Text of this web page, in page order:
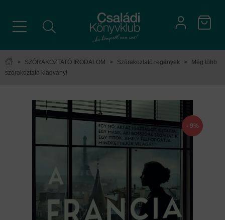
> SZÓRAKOZTATÓ IRODALOM > Szórakoztató regények >
Még több
szórakoztató kiadvány!
- 9%